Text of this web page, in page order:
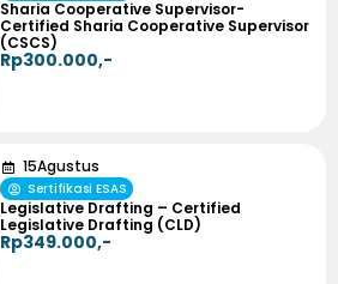
Sharia Cooperative Supervisor-
Certified Sharia Cooperative Supervisor
(CSCS)
Rp300.000,-
15Agustus
Sertifikasi ESAS
Legislative Drafting – Certified
Legislative Drafting (CLD)
Rp349.000,-